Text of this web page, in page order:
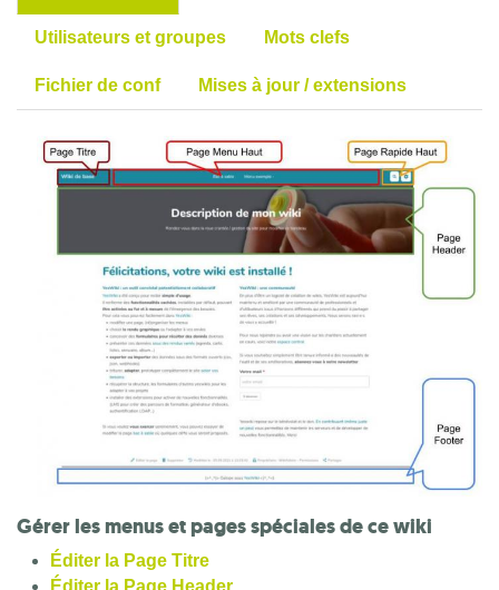
Utilisateurs et groupes Mots clefs
Fichier de conf Mises à jour / extensions
Gérer les menus et pages spéciales de ce wiki
Éditer la Page Titre